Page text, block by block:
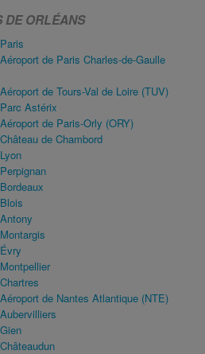
DE ORLÉANS
de Paris Charles-de-Gaulle
de Tours-Val de Loire (TUV)
Astérix
de Paris-Orly (ORY)
de Chambord
de Nantes Atlantique (NTE)